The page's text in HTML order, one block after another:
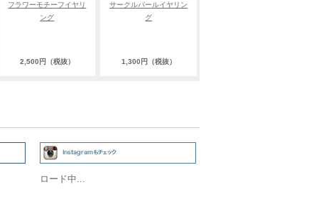
フラワーモチーフイヤリ
ング
2,500円（税抜）
サークルパールイヤリン
グ
1,300円（税抜）
ロード中...